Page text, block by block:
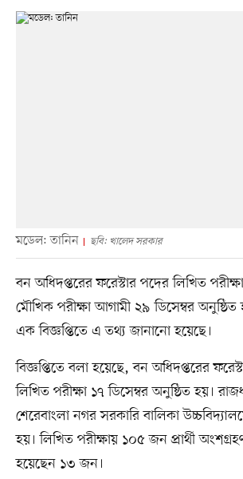
মডেল: তানিন ছবি: খালেদ সরকার
বন অধিদপ্তরের ফরেস্টার পদের লিখিত পরীক্ষায়
মৌখিক পরীক্ষা আগামী ২৯ ডিসেম্বর অনুষ্ঠিত
এক বিজ্ঞপ্তিতে এ তথ্য জানানো হয়েছে।
বিজ্ঞপ্তিতে বলা হয়েছে, বন অধিদপ্তরের
লিখিত পরীক্ষা ১৭ ডিসেম্বর অনুষ্ঠিত হয়।
শেরেবাংলা নগর সরকারি বালিকা
হয়। লিখিত পরীক্ষায় ১০৫ জন প্রার্থী
হয়েছেন ১৩ জন।